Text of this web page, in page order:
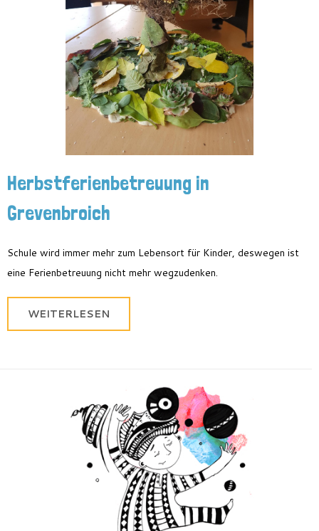
Herbstferienbetreuung in
Grevenbroich
Schule wird immer mehr zum Lebensort für Kinder, deswegen ist
eine Ferienbetreuung nicht mehr wegzudenken.
WEITERLESEN